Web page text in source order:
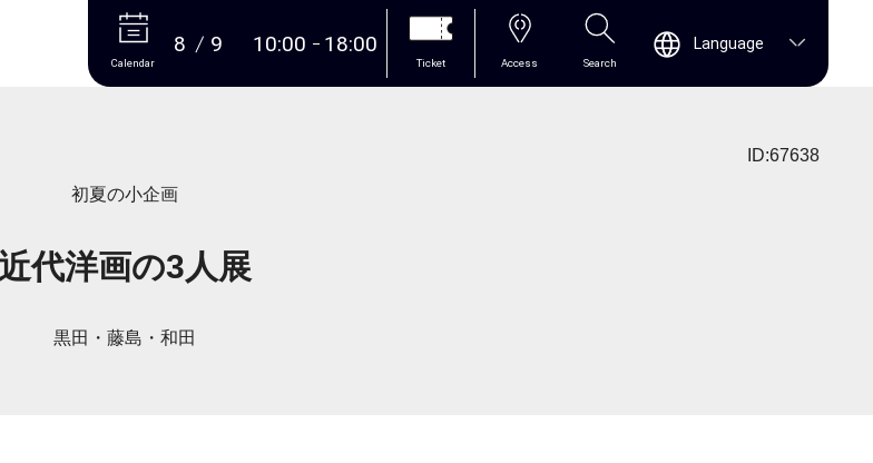
More
Calendar
8 9 10:00 18:00
Ticket Access Search
Language
ID:67638
初夏の小企画
近代洋画の3人展
黒田・藤島・和田